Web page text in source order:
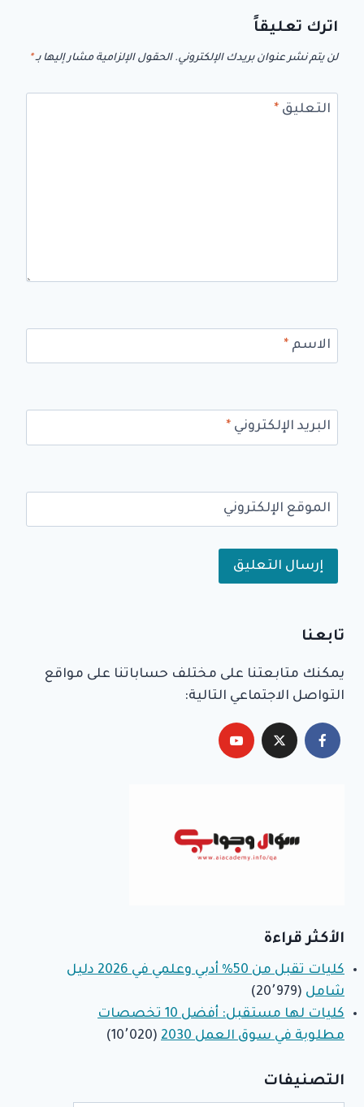
اترك تعليقاً
لن يتم نشر عنوان بريدك الإلكتروني. الحقول الإلزامية مشار إليها بـ*
التعليق *
الاسم *
البريد الإلكتروني *
الموقع الإلكتروني
تابعنا
يمكنك متابعتنا على مختلف حساباتنا على مواقع
التواصل الاجتماعي التالية:
الأكثر قراءة
كليات تقبل من 50% أدبي وعلمي في 2026 دليل
شامل (20٬979)
كليات لها مستقبل: أفضل 10 تخصصات
مطلوبة في سوق العمل 2030
(10٬020)
التصنيفات